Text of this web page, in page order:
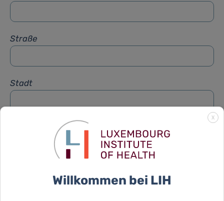
Straße
Stadt
X
Willkommen bei LIH